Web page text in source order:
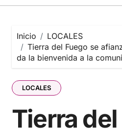
Inicio
LOCALES
Tierra del Fuego se
da la bienvenida a la
LOCALES
Tierra